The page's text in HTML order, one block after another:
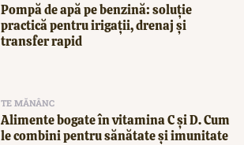
Pompă de apă pe benzină: soluție
practică pentru irigații, drenaj și
transfer rapid
TE MĂNÂNC
Alimente bogate în vitamina C și D. Cum
le combini pentru sănătate și imunitate